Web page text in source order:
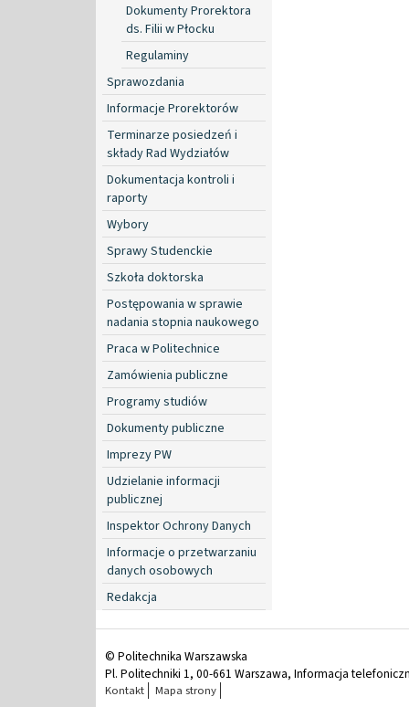
Dokumenty Prorektora
ds. Filii w Płocku
Regulaminy
Sprawozdania
Informacje Prorektorów
Terminarze posiedzeń i
składy Rad Wydziałów
Dokumentacja kontroli i
raporty
Wybory
Sprawy Studenckie
Szkoła doktorska
Postępowania w sprawie
nadania stopnia naukowego
Praca w Politechnice
Zamówienia publiczne
Programy studiów
Dokumenty publiczne
Imprezy PW
Udzielanie informacji
publicznej
Inspektor Ochrony Danych
Informacje o przetwarzaniu
danych osobowych
Redakcja
© Politechnika Warszawska
Pl. Politechniki 1, 00-661 Warszawa, Informacja
Kontakt Mapa strony